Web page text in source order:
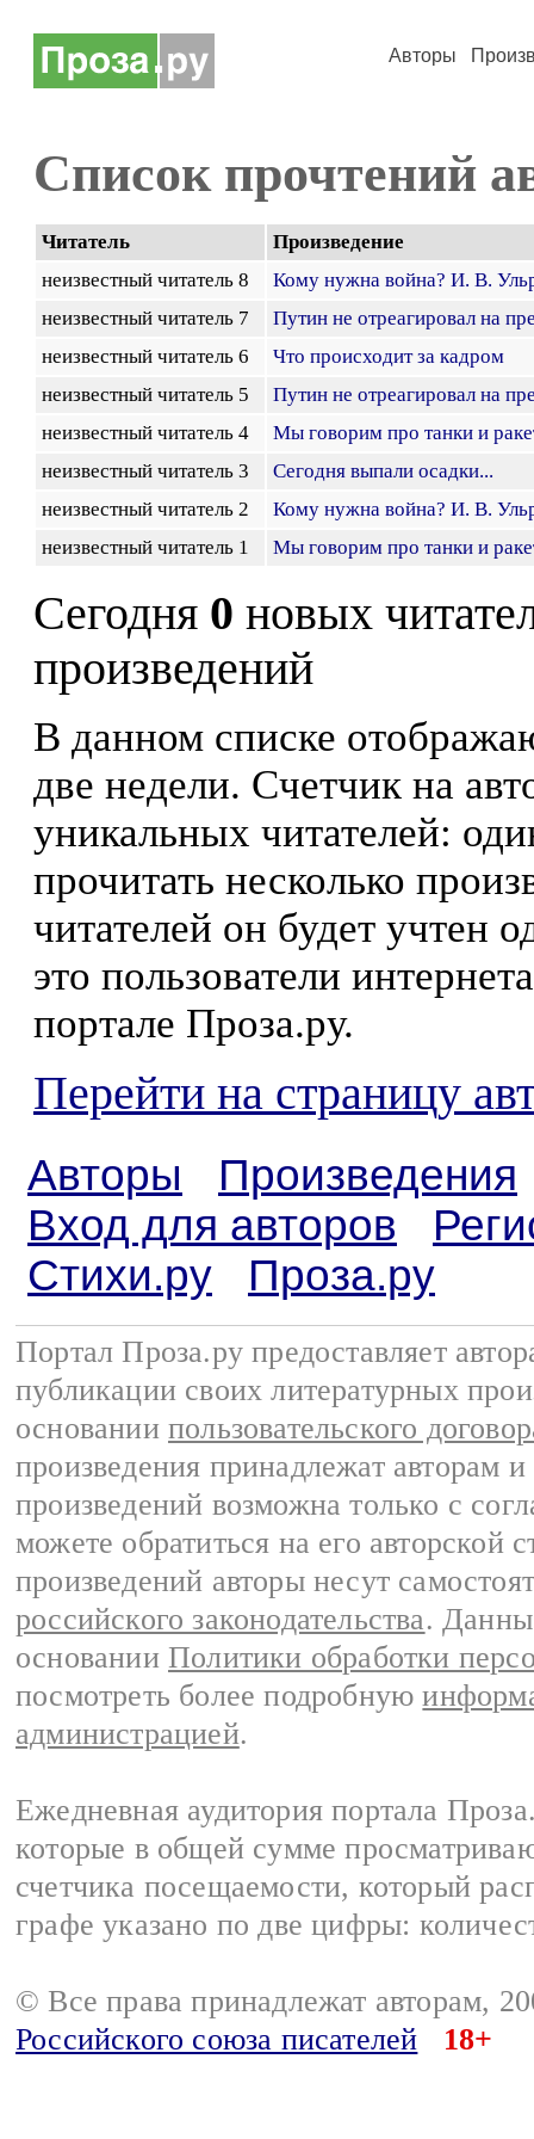
Авторы
Список прочтений
Читатель
Произведение
неизвестный читатель 8
Кому нужна война? И. В.
неизвестный читатель 7
Путин не отреагировал на
неизвестный читатель 6
Что происходит за кадром
неизвестный читатель 5
Путин не отреагировал на
неизвестный читатель 4
Мы говорим про танки и
неизвестный читатель 3
Сегодня выпали осадки...
неизвестный читатель 2
Кому нужна война? И. В.
неизвестный читатель 1
Мы говорим про танки и
Сегодня 0 новых
произведений
В данном списке
две недели. Счетчик на
уникальных читателей:
прочитать несколько
читателей он будет учтен
это пользователи
портале Проза.ру.
Перейти на страницу
Авторы
Произведения
Вход для авторов
Стихи.ру
Проза.ру
Портал Проза.ру предоставляет
публикации своих литературных
основании пользовательского
произведения принадлежат авторам
произведений возможна только с
можете обратиться на его авторской
произведений авторы несут
российского законодательства.
основании Политики обработки
посмотреть более подробную
администрацией.
Ежедневная аудитория портала
которые в общей сумме
счетчика посещаемости, который
графе указано по две цифры:
© Все права принадлежат авторам,
Российского союза писателей
18+